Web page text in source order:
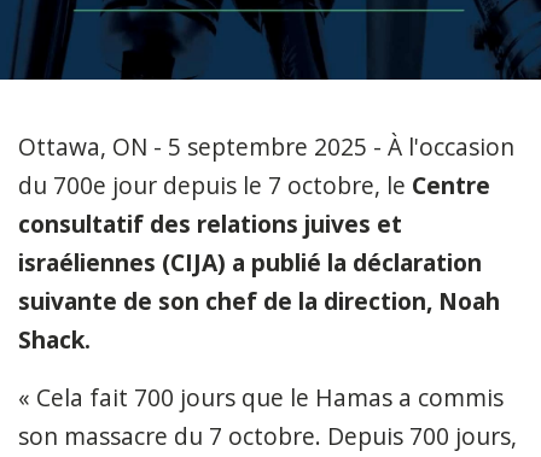
Ottawa, ON - 5 septembre 2025 - À l'occasion
du 700e jour depuis le 7 octobre, le Centre
consultatif des relations juives et
israéliennes (CIJA) a publié la déclaration
suivante de son chef de la direction, Noah
Shack.
« Cela fait 700 jours que le Hamas a commis
son massacre du 7 octobre. Depuis 700 jours,